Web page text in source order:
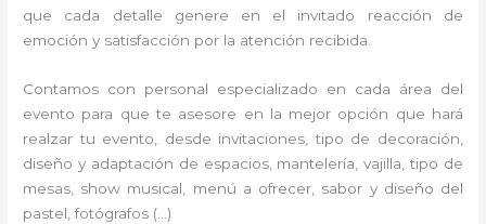
que cada detalle genere en el invitado reacción de
emoción y satisfacción por la atención recibida.
Contamos con personal especializado en cada área del
evento para que te asesore en la mejor opción que hará
realzar tu evento, desde invitaciones, tipo de decoración,
diseño y adaptación de espacios, mantelería, vajilla, tipo de
mesas, show musical, menú a ofrecer, sabor y diseño del
pastel, fotógrafos (…)